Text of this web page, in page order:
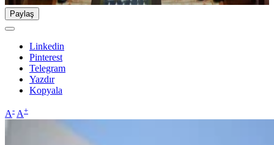
Paylaş
Linkedin
Pinterest
Telegram
Yazdır
Kopyala
A- A+